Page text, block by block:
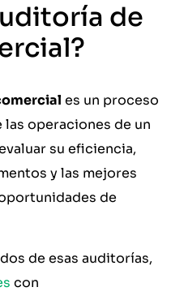
de
es un proceso
operaciones de un
su eficiencia,
y las mejores
de
de esas auditorías,
con